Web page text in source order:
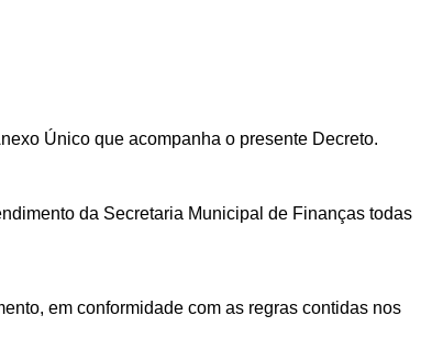
Único que acompanha o presente Decreto.
da Secretaria Municipal de Finanças todas
em conformidade com as regras contidas nos